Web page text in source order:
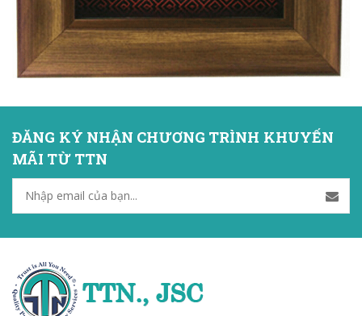
ĐĂNG KÝ NHẬN CHƯƠNG TRÌNH KHUYẾN
MÃI TỪ TTN